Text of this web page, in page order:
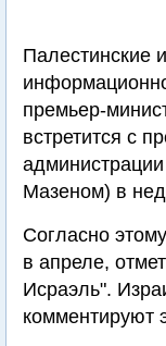
Палестинские
премьер-
встретится с
Мазеном) в
Согласно
в апреле,
Исраэль".
комментируют